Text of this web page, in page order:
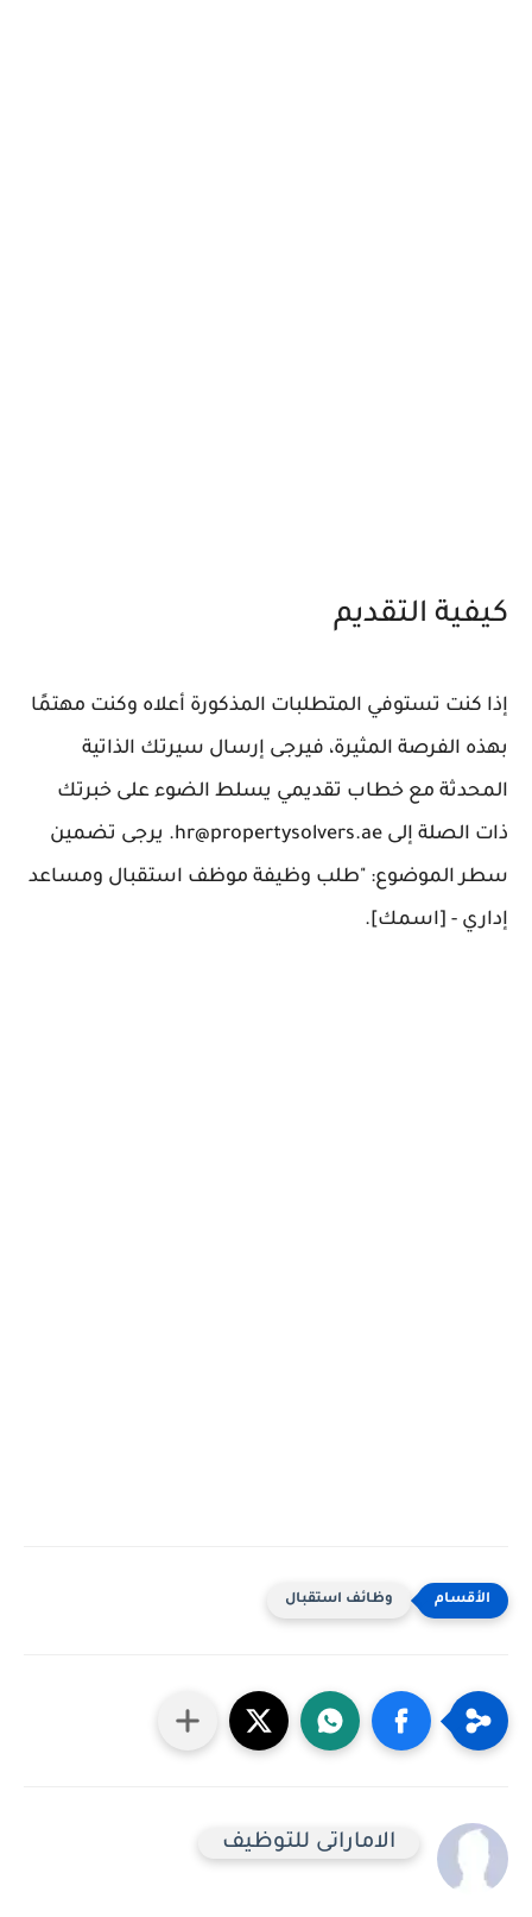
كيفية التقديم
إذا كنت تستوفي المتطلبات المذكورة أعلاه وكنت مهتمًا
بهذه الفرصة المثيرة، فيرجى إرسال سيرتك الذاتية
المحدثة مع خطاب تقديمي يسلط الضوء على خبرتك
ذات الصلة إلى hr@propertysolvers.ae. يرجى تضمين
سطر الموضوع: "طلب وظيفة موظف استقبال ومساعد
إداري - [اسمك].
وظائف استقبال
الاماراتى للتوظيف